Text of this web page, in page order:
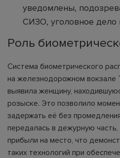
уведомлены,
СИЗО, уголовное дело
Роль
Система биометрического
на железнодорожном вокзале
выявила женщину,
розыске. Это позволило
задержать её без
передалась в дежурную
прибыли на место, что
таких технологий при